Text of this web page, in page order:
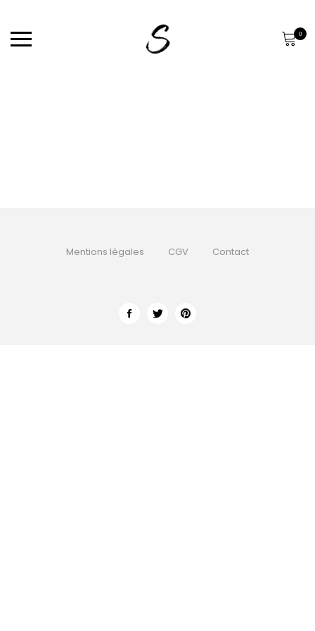
0
Mentions légales CGV Contact